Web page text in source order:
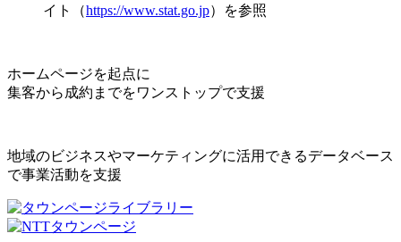
イト（https://www.stat.go.jp）を参照
ホームページを起点に
集客から成約までをワンストップで支援
地域のビジネスやマーケティングに活用できるデータベース
で事業活動を支援